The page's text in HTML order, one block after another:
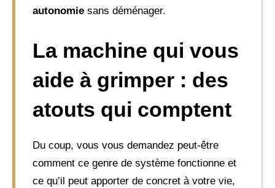
autonomie sans déménager.
La machine qui vous
aide à grimper : des
atouts qui comptent
Du coup, vous vous demandez peut-être
comment ce genre de système fonctionne et
ce qu’il peut apporter de concret à votre vie,